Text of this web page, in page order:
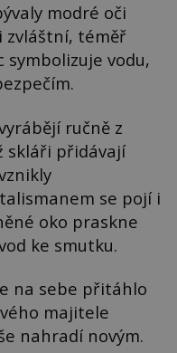
modré oči
zvláštní, téměř
symbolizuje vodu,
ručně z
skláři přidávají
se pojí i
oko praskne
ke smutku.
na sebe přitáhlo
majitele
nahradí novým.